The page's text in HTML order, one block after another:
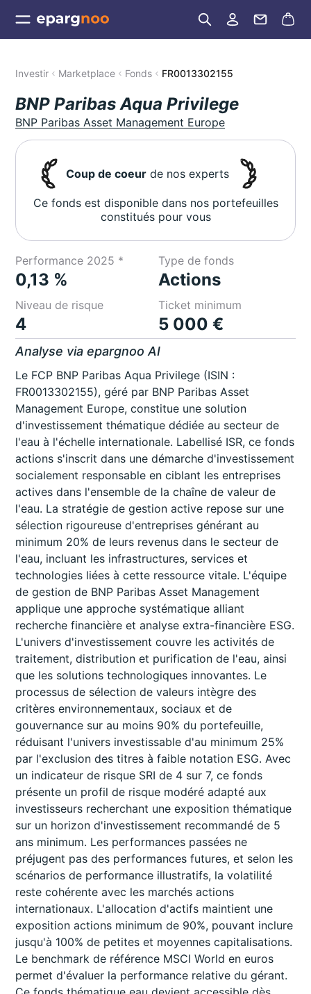
Investir Marketplace Fonds FR0013302155
BNP Paribas Aqua Privilege
BNP Paribas Asset Management Europe
Coup de coeur de nos experts
Ce fonds est disponible dans nos portefeuilles
constitués pour vous
Performance 2025 *
0,13 %
Type de fonds
Actions
Niveau de risque
4
Ticket minimum
5 000 €
Analyse via epargnoo AI
Le FCP BNP Paribas Aqua Privilege (ISIN :
FR0013302155), géré par BNP Paribas Asset
Management Europe, constitue une solution
d'investissement thématique dédiée au secteur de
l'eau à l'échelle internationale. Labellisé ISR, ce fonds
actions s'inscrit dans une démarche d'investissement
socialement responsable en ciblant les entreprises
actives dans l'ensemble de la chaîne de valeur de
l'eau. La stratégie de gestion active repose sur une
sélection rigoureuse d'entreprises générant au
minimum 20% de leurs revenus dans le secteur de
l'eau, incluant les infrastructures, services et
technologies liées à cette ressource vitale. L'équipe
de gestion de BNP Paribas Asset Management
applique une approche systématique alliant
recherche financière et analyse extra-financière ESG.
L'univers d'investissement couvre les activités de
traitement, distribution et purification de l'eau, ainsi
que les solutions technologiques innovantes. Le
processus de sélection de valeurs intègre des
critères environnementaux, sociaux et de
gouvernance sur au moins 90% du portefeuille,
réduisant l'univers investissable d'au minimum 25%
par l'exclusion des titres à faible notation ESG. Avec
un indicateur de risque SRI de 4 sur 7, ce fonds
présente un profil de risque modéré adapté aux
investisseurs recherchant une exposition thématique
sur un horizon d'investissement recommandé de 5
ans minimum. Les performances passées ne
préjugent pas des performances futures, et selon les
scénarios de performance illustratifs, la volatilité
reste cohérente avec les marchés actions
internationaux. L'allocation d'actifs maintient une
exposition actions minimum de 90%, pouvant inclure
jusqu'à 100% de petites et moyennes capitalisations.
Le benchmark de référence MSCI World en euros
permet d'évaluer la performance relative du gérant.